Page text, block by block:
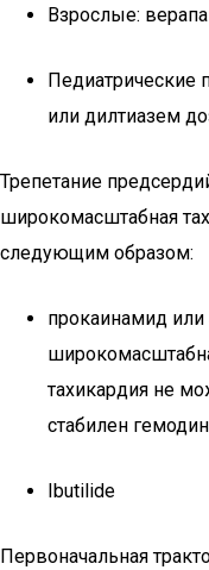
Взрослые:
Педиатрические
или дилтиазем
Трепетание
широкомасштабная
следующим образом:
прокаинамид или
тахикардия не
стабилен
Ibutilide
Первоначальная